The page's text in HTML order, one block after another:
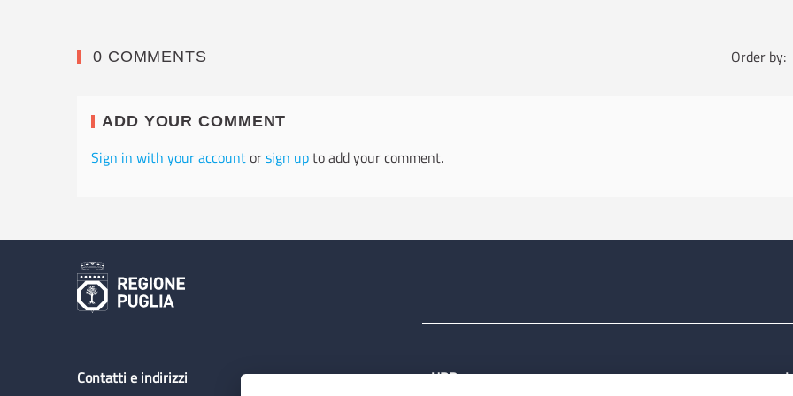
0 COMMENTS Order by:
ADD YOUR COMMENT
Sign in with your accountorsign upto add your comment.
Contatti e indirizzi
URP